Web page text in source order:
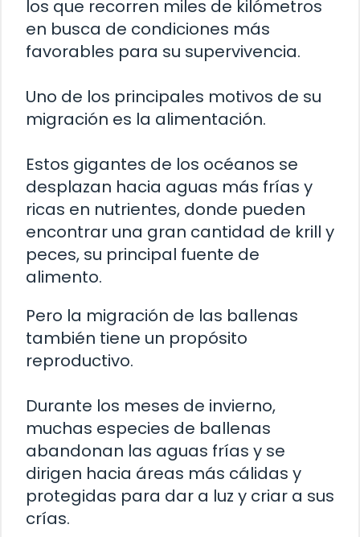
los que recorren miles de kilómetros
en busca de condiciones más
favorables para su supervivencia.
Uno de los principales motivos de su
migración es la alimentación.
Estos gigantes de los océanos se
desplazan hacia aguas más frías y
ricas en nutrientes, donde pueden
encontrar una gran cantidad de krill y
peces, su principal fuente de
alimento.
Pero la migración de las ballenas
también tiene un propósito
reproductivo.
Durante los meses de invierno,
muchas especies de ballenas
abandonan las aguas frías y se
dirigen hacia áreas más cálidas y
protegidas para dar a luz y criar a sus
crías.